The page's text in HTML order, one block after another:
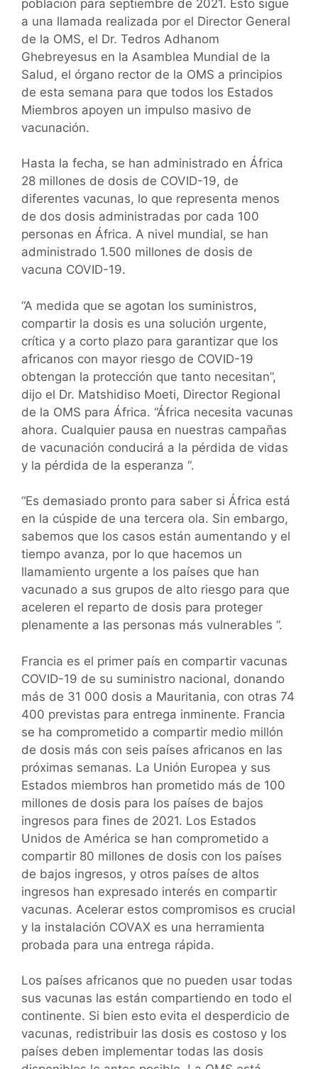
población para septiembre de 2021. Esto sigue
a una llamada realizada por el Director General
de la OMS, el Dr. Tedros Adhanom
Ghebreyesus en la Asamblea Mundial de la
Salud, el órgano rector de la OMS a principios
de esta semana para que todos los Estados
Miembros apoyen un impulso masivo de
vacunación.
Hasta la fecha, se han administrado en África
28 millones de dosis de COVID-19, de
diferentes vacunas, lo que representa menos
de dos dosis administradas por cada 100
personas en África. A nivel mundial, se han
administrado 1.500 millones de dosis de
vacuna COVID-19.
“A medida que se agotan los suministros,
compartir la dosis es una solución urgente,
crítica y a corto plazo para garantizar que los
africanos con mayor riesgo de COVID-19
obtengan la protección que tanto necesitan”,
dijo el Dr. Matshidiso Moeti, Director Regional
de la OMS para África. “África necesita vacunas
ahora. Cualquier pausa en nuestras campañas
de vacunación conducirá a la pérdida de vidas
y la pérdida de la esperanza “.
“Es demasiado pronto para saber si África está
en la cúspide de una tercera ola. Sin embargo,
sabemos que los casos están aumentando y el
tiempo avanza, por lo que hacemos un
llamamiento urgente a los países que han
vacunado a sus grupos de alto riesgo para que
aceleren el reparto de dosis para proteger
plenamente a las personas más vulnerables ”.
Francia es el primer país en compartir vacunas
COVID-19 de su suministro nacional, donando
más de 31 000 dosis a Mauritania, con otras 74
400 previstas para entrega inminente. Francia
se ha comprometido a compartir medio millón
de dosis más con seis países africanos en las
próximas semanas. La Unión Europea y sus
Estados miembros han prometido más de 100
millones de dosis para los países de bajos
ingresos para fines de 2021. Los Estados
Unidos de América se han comprometido a
compartir 80 millones de dosis con los países
de bajos ingresos, y otros países de altos
ingresos han expresado interés en compartir
vacunas. Acelerar estos compromisos es crucial
y la instalación COVAX es una herramienta
probada para una entrega rápida.
Los países africanos que no pueden usar todas
sus vacunas las están compartiendo en todo el
continente. Si bien esto evita el desperdicio de
vacunas, redistribuir las dosis es costoso y los
países deben implementar todas las dosis